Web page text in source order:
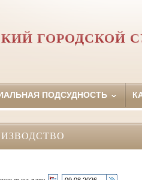
ГОРОДСКОЙ
ПОДСУДНОСТЬ